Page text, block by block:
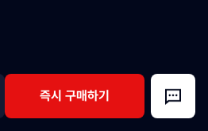
즉시 구매하기